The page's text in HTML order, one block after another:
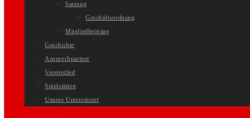
Satzung
Geschäftsordnung
Mitgliedbeiträge
Geschichte
Ansprechpartner
Vereinslied
Spielstätten
Unsere Unterstützer